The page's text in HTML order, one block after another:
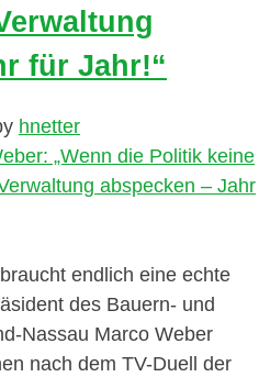
für Jahr!“
hnetter
endlich eine echte
des Bauern- und
Nassau Marco Weber
nach dem TV-Duell der